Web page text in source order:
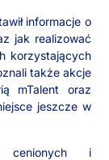
informacje o
jak realizować
korzystających
także akcje
mTalent oraz
jeszcze w
cenionych i